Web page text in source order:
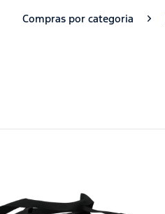
Compras por categoria